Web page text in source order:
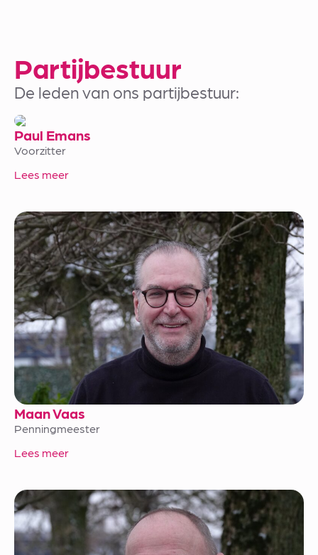
Partijbestuur
De leden van ons partijbestuur:
Paul Emans
Voorzitter
Lees meer
Maan Vaas
Penningmeester
Lees meer